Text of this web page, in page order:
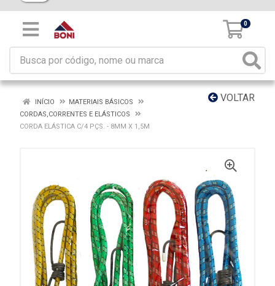
0
VOLTAR
INÍCIO
MATERIAIS BÁSICOS
CORDAS,CORRENTES E ELÁSTICOS
CORDA ELÁSTICA C/4 PÇS. - 8MM X 1,5M